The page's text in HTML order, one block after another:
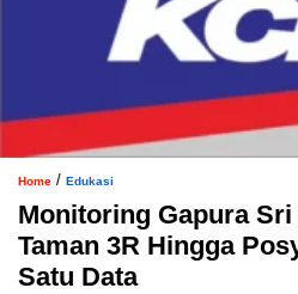
Home / Edukasi
Monitoring Gapura
Taman 3R Hingga
Satu Data